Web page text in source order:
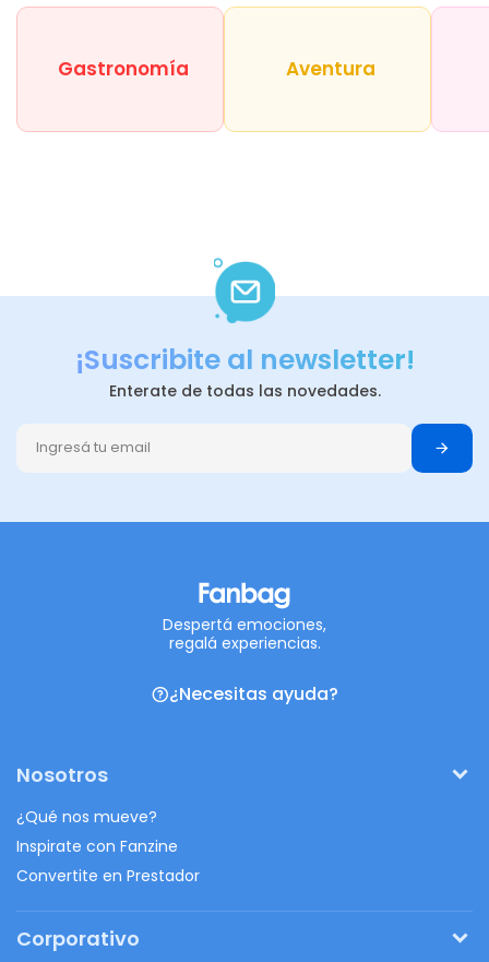
Gastronomía Aventura
¡Suscribite al newsletter!
Enterate de todas las novedades.
Despertá emociones,
regalá experiencias.
¿Necesitas ayuda?
Nosotros
¿Qué nos mueve?
Inspirate con Fanzine
Convertite en Prestador
Corporativo